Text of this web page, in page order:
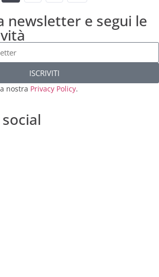
newsletter e segui le
ISCRIVITI
nostra Privacy Policy.